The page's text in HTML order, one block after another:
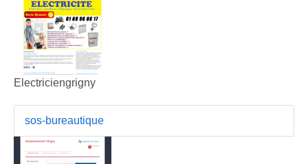
Electriciengrigny
sos-bureautique